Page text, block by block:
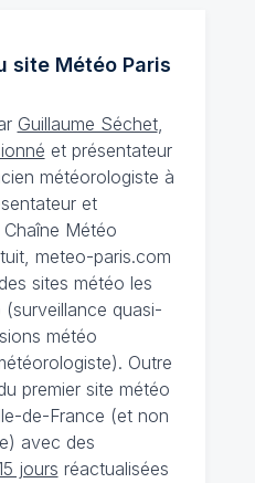
site MétéoParis
Guillaume Séchet,
et présentateur
météorologiste à
et
Météo
meteo-paris.com
sites météo les
quasi-
météo
Outre
premier site météo
de-France (et non
avec des
jours réactualisées